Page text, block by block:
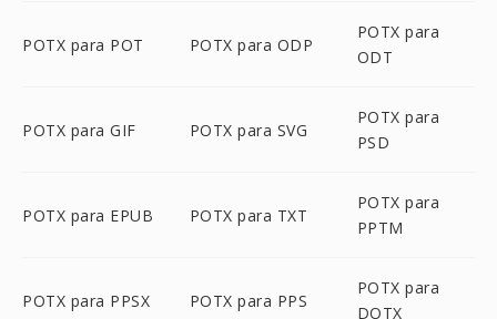
POTX para POT POTX para ODP
POTX para
ODT
POTX para GIF POTX para SVG
POTX para
PSD
POTX para EPUB POTX para TXT
POTX para
PPTM
POTX para PPSX POTX para PPS
POTX para
DOTX